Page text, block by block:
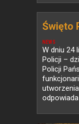
NEWS
Święto
W dniu 24
Policji –
Policji
odpowiada